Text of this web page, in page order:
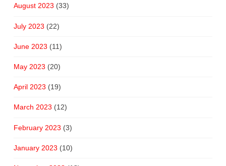
August 2023 (33)
July 2023 (22)
June 2023 (11)
May 2023 (20)
April 2023 (19)
March 2023 (12)
February 2023 (3)
January 2023 (10)